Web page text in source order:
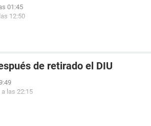
01:45
12:50
de retirado el DIU
las 22:15